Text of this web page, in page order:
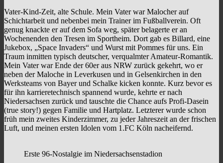
Vater-Kind-Zeit, alte Schule. Mein Vater war Malocher auf
Schichtarbeit und nebenbei mein Trainer im Fußballverein. Oft
genug knackte er auf dem Sofa weg, später belagerte er an
Wochenenden den Tresen im Sportheim. Dort gab es Billard, eine
Jukebox, „Space Invaders“ und Wurst mit Pommes für uns. Ein
Traum inmitten typisch deutscher, verqualmter Amateur-Romantik.
Mein Vater war Ende der 60er aus NRW zurück gekehrt, wo er
neben der Maloche in Leverkusen und in Gelsenkirchen in den
Werksteams von Bayer und Schalke kicken konnte. Kurz bevor es
für ihn karrieretechnisch spannend wurde, kehrte er nach
Niedersachsen zurück und tauschte die Chance aufs Profi-Dasein
(true story!) gegen Familie und Hartplatz. Letzterer wurde schon
früh mein zweites Kinderzimmer, zu jeder Jahreszeit an der frischen
Luft, und meinen ersten Idolen vom 1.FC Köln nacheifernd.
Erste 96-Nostalgie im Niedersachsenstadion